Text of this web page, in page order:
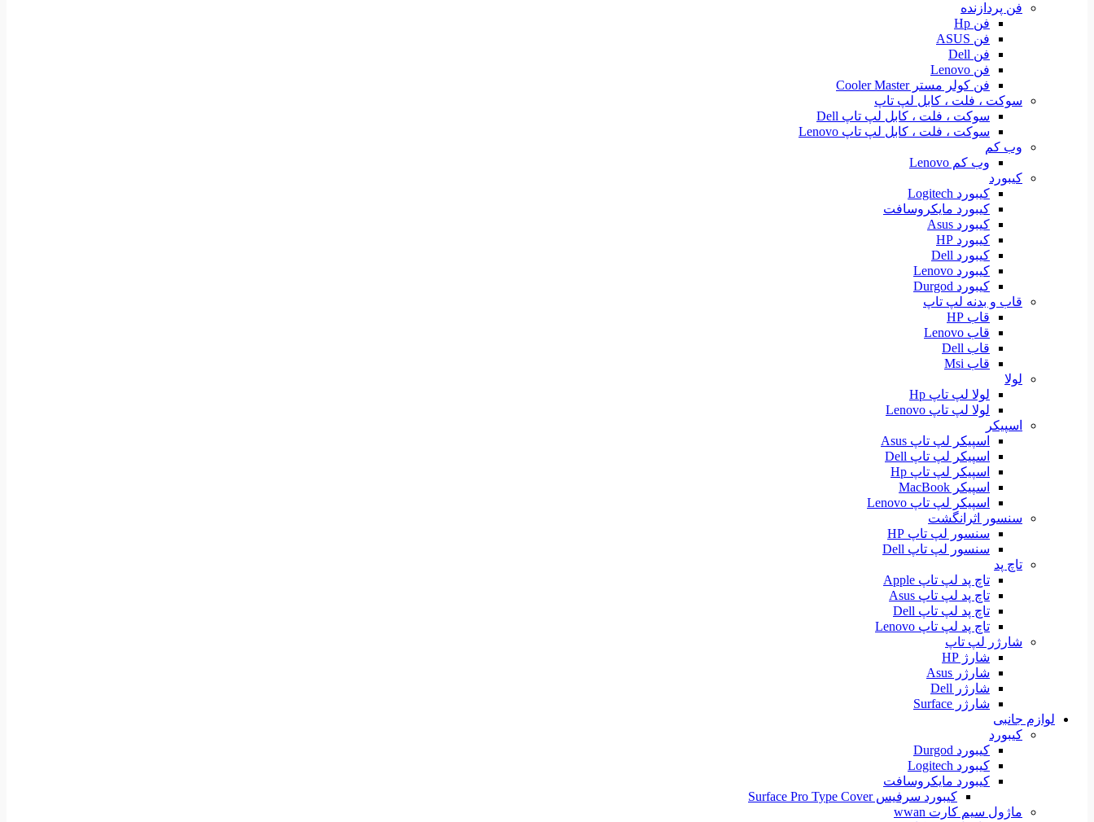
فن پردازنده
فن Hp
فن ASUS
فن Dell
فن Lenovo
فن کولر مستر Cooler Master
سوکت ، فلت ، کابل لپ تاپ
سوکت ، فلت ، کابل لپ تاپ Dell
سوکت ، فلت ، کابل لپ تاپ Lenovo
وب کم
وب کم Lenovo
کیبورد
کیبورد Logitech
کیبورد مایکروسافت
کیبورد Asus
کیبورد HP
کیبورد Dell
کیبورد Lenovo
کیبورد Durgod
قاب و بدنه لپ تاپ
قاب HP
قاب Lenovo
قاب Dell
قاب Msi
لولا
لولا لپ تاپ Hp
لولا لپ تاپ Lenovo
اسپیکر
اسپیکر لپ تاپ Asus
اسپیکر لپ تاپ Dell
اسپیکر لپ تاپ Hp
اسپیکر MacBook
اسپیکر لپ تاپ Lenovo
سنسور اثرانگشت
سنسور لپ تاپ HP
سنسور لپ تاپ Dell
تاچ پد
تاچ پد لپ تاپ Apple
تاچ پد لپ تاپ Asus
تاچ پد لپ تاپ Dell
تاچ پد لپ تاپ Lenovo
شارژر لپ تاپ
شارژ HP
شارژر Asus
شارژر Dell
شارژر Surface
لوازم جانبی
کیبورد
کیبورد Durgod
کیبورد Logitech
کیبورد مایکروسافت
کیبورد سرفیس Surface Pro Type Cover
ماژول سیم کارت wwan